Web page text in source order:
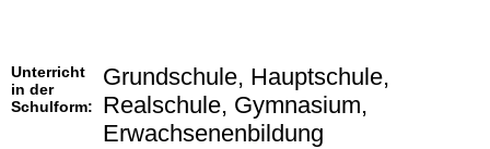
Unterricht
in der
Schulform:
Grundschule, Hauptschule,
Realschule, Gymnasium,
Erwachsenenbildung